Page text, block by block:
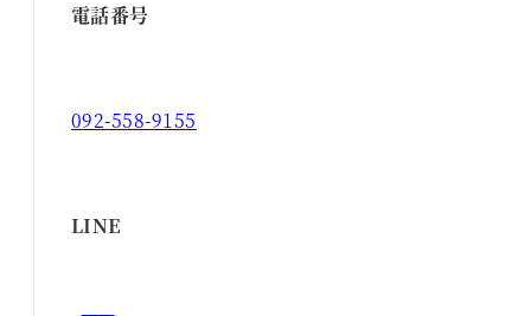
電話番号
092-558-9155
LINE